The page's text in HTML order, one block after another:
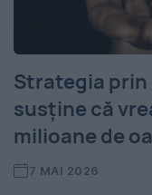
Strategia prin
susține că
milioane de
7 MAI 2026